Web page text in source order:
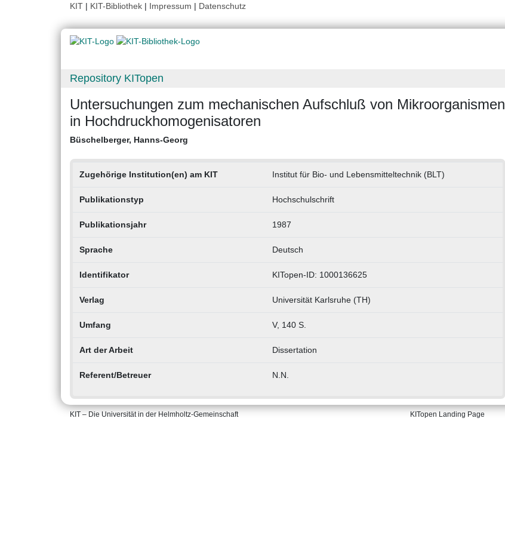
KIT | KIT-Bibliothek | Impressum | Datenschutz
Repository KITopen
Untersuchungen zum mechanischen Aufschluß von Mikroorganismen
in Hochdruckhomogenisatoren
Büschelberger, Hanns-Georg
Zugehörige Institution(en) am KIT Institut für Bio- und Lebensmitteltechnik (BLT)
Publikationstyp Hochschulschrift
Publikationsjahr 1987
Sprache Deutsch
Identifikator KITopen-ID: 1000136625
Verlag Universität Karlsruhe (TH)
Umfang V, 140 S.
Art der Arbeit Dissertation
Referent/Betreuer N.N.
KIT – Die Universität in der Helmholtz-Gemeinschaft KITopen Landing Page